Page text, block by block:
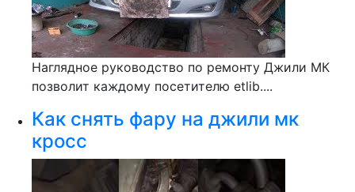
Наглядное руководство по ремонту Джили МК
позволит каждому посетителю etlib....
Как снять фару на джили мк
кросс